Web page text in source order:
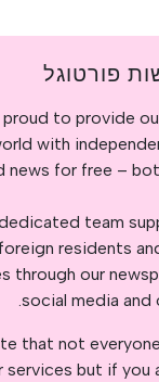
פורטוגל
proud to provide
with
news for free –
team
residents
through our
social media and
that not
services but if you